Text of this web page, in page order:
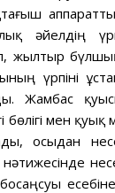
әйелдің
жылтыр
үрпіні
Жамбас
бөлігі мен
осыдан